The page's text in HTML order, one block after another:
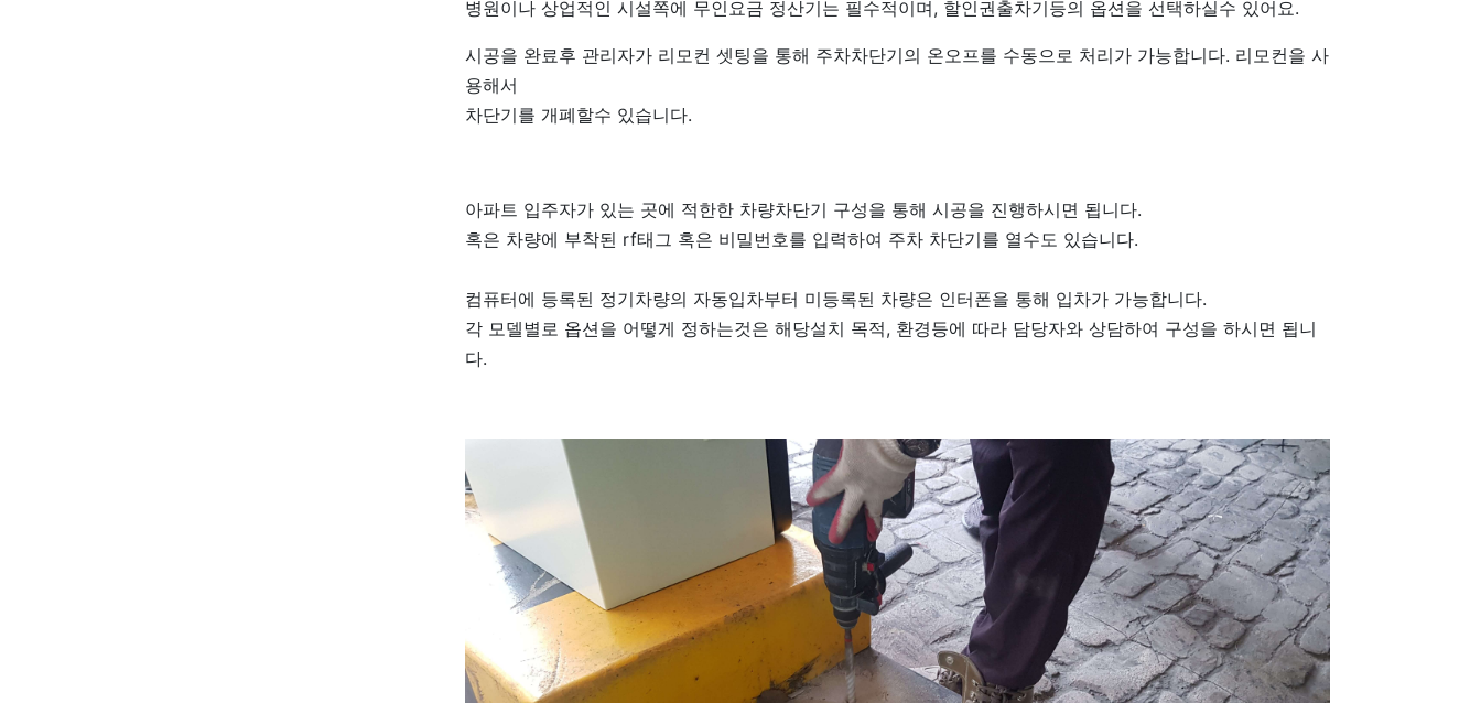
병원이나 상업적인 시설쪽에 무인요금 정산기는 필수적이며, 할인권출차기등의 옵션을 선택하실수 있어요.
시공을 완료후 관리자가 리모컨 셋팅을 통해 주차차단기의 온오프를 수동으로 처리가 가능합니다. 리모컨을 사
용해서
차단기를 개폐할수 있습니다.
아파트 입주자가 있는 곳에 적한한 차량차단기 구성을 통해 시공을 진행하시면 됩니다.
혹은 차량에 부착된 rf태그 혹은 비밀번호를 입력하여 주차 차단기를 열수도 있습니다.
컴퓨터에 등록된 정기차량의 자동입차부터 미등록된 차량은 인터폰을 통해 입차가 가능합니다.
각 모델별로 옵션을 어떻게 정하는것은 해당설치 목적, 환경등에 따라 담당자와 상담하여 구성을 하시면 됩니
다.